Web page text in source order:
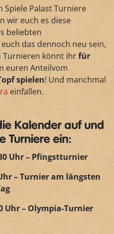
Spiele Palast Turniere
wir euch es diese
beliebten
das dennoch neu sein,
Turnieren könnt ihrfür
euren Anteilvom
spielen! Und manchmal
einfallen.
Kalender auf und
Turniere ein:
Uhr – Pfingstturnier
– Turnier am längsten
Uhr – Olympia-Turnier